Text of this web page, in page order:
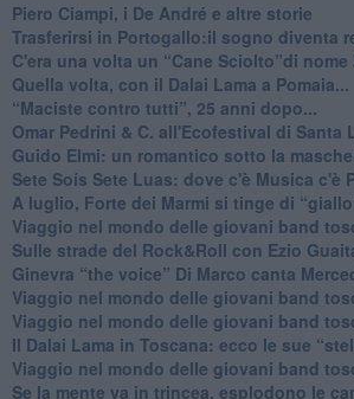
​Piero Ciampi, i De André e altre storie
​Trasferirsi in Portogallo:il sogno diventa
​C'era una volta un “Cane Sciolto”di nome
Quella volta, con il Dalai Lama a Pomaia...
​“Maciste contro tutti”, 25 anni dopo...
​Omar Pedrini & C. all'Ecofestival di Santa
Guido Elmi: un romantico sotto la
Sete Soís Sete Luas: dove c'è Musica c'è
​A luglio, Forte dei Marmi si tinge di
Viaggio nel mondo delle giovani band
Sulle strade del Rock&Roll con Ezio
​Ginevra “the voice” Di Marco canta
Viaggio nel mondo delle giovani band
​Viaggio nel mondo delle giovani band
Il Dalai Lama in Toscana: ecco le sue
Viaggio nel mondo delle giovani band
Se la mente va in trincea, esplodono le